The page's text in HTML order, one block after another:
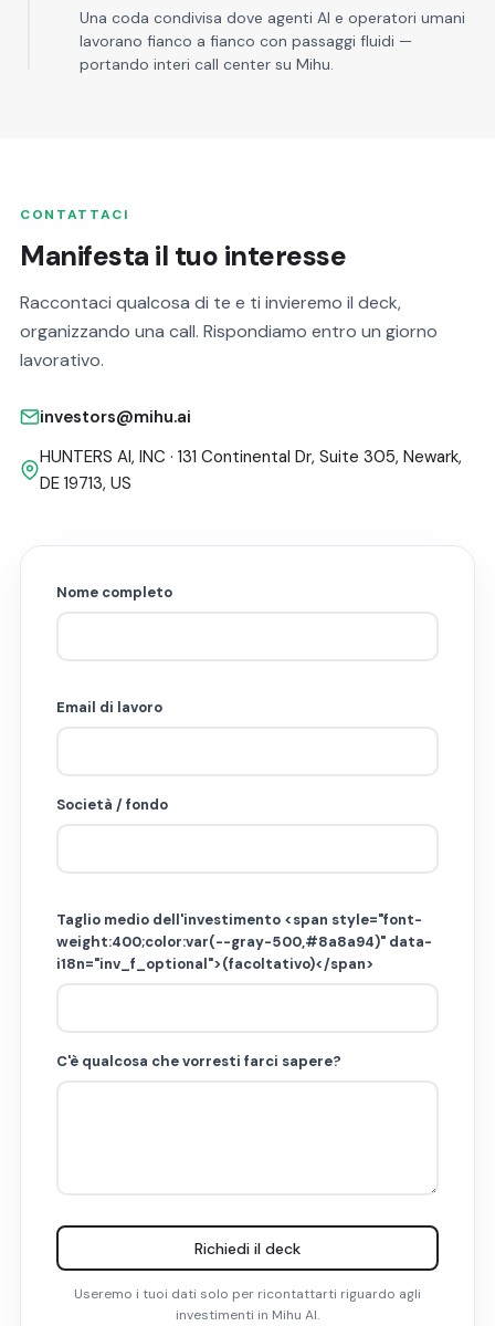
Una coda condivisa dove agenti AI e operatori umani
lavorano fianco a fianco con passaggi fluidi —
portando interi call center su Mihu.
CONTATTACI
Manifesta il tuo interesse
Raccontaci qualcosa di te e ti invieremo il deck,
organizzando una call. Rispondiamo entro un giorno
lavorativo.
investors@mihu.ai
HUNTERS AI, INC · 131 Continental Dr, Suite 305, Newark,
DE 19713, US
Nome completo
Email di lavoro
Società / fondo
Taglio medio dell'investimento <span style="font-
weight:400;color:var(--gray-500,#8a8a94)" data-
i18n="inv_f_optional">(facoltativo)</span>
C'è qualcosa che vorresti farci sapere?
Richiedi il deck
Useremo i tuoi dati solo per ricontattarti riguardo agli
investimenti in Mihu AI.